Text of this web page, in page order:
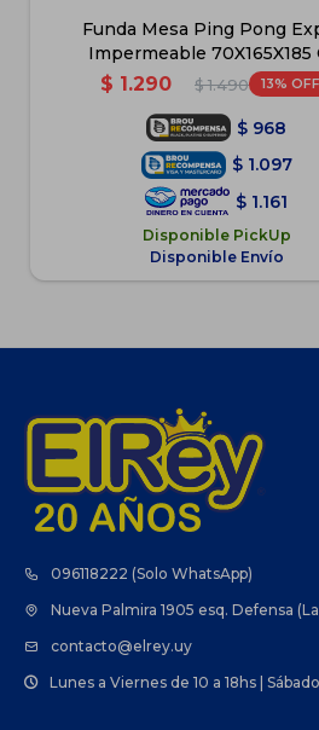
Funda Mesa Ping Pong
Impermeable 70X165X185
$ 1.290 $ 1.490 13
$ 968
$ 1.097
$ 1.161
Disponible PickUp
Disponible Envío
096118222 (Solo WhatsApp)
Nueva Palmira 1905 esq. Defensa
contacto@elrey.uy
Lunes a Viernes de 10 a 18hs |